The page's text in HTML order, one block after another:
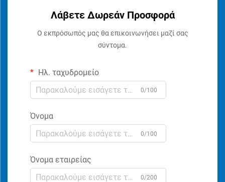
Λάβετε Δωρεάν Προσφορά
Ο εκπρόσωπός μας θα επικοινωνήσει μαζί σας
σύντομα.
Ηλ. ταχυδρομείο
0/100
Όνομα
0/100
Όνομα εταιρείας
0/200